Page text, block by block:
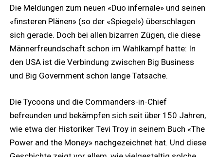
Die Meldungen zum neuen «Duo infernale» und seinen
«finsteren Plänen» (so der «Spiegel») überschlagen
sich gerade. Doch bei allen bizarren Zügen, die diese
Männerfreundschaft schon im Wahlkampf hatte: In
den USA ist die Verbindung zwischen Big Business
und Big Government schon lange Tatsache.
Die Tycoons und die Commanders-in-Chief
befreunden und bekämpfen sich seit über 150 Jahren,
wie etwa der Historiker Tevi Troy in seinem Buch «The
Power and the Money» nachgezeichnet hat. Und diese